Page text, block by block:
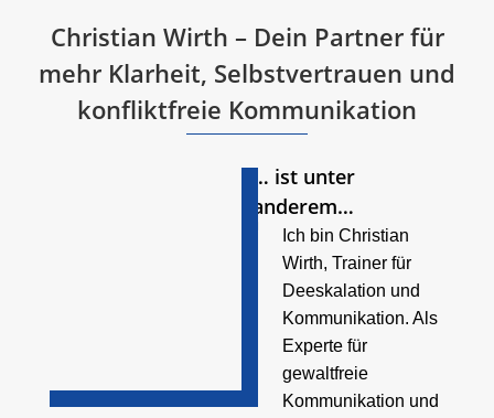
Christian Wirth – Dein Partner für
mehr Klarheit, Selbstvertrauen und
konfliktfreie Kommunikation
… ist unter
anderem…
Ich bin Christian
Wirth, Trainer für
Deeskalation und
Kommunikation. Als
Experte für
gewaltfreie
Kommunikation und